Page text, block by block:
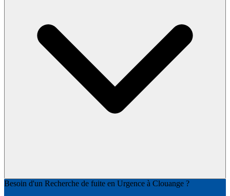
Besoin d'un Recherche de fuite en Urgence à Clouange ?